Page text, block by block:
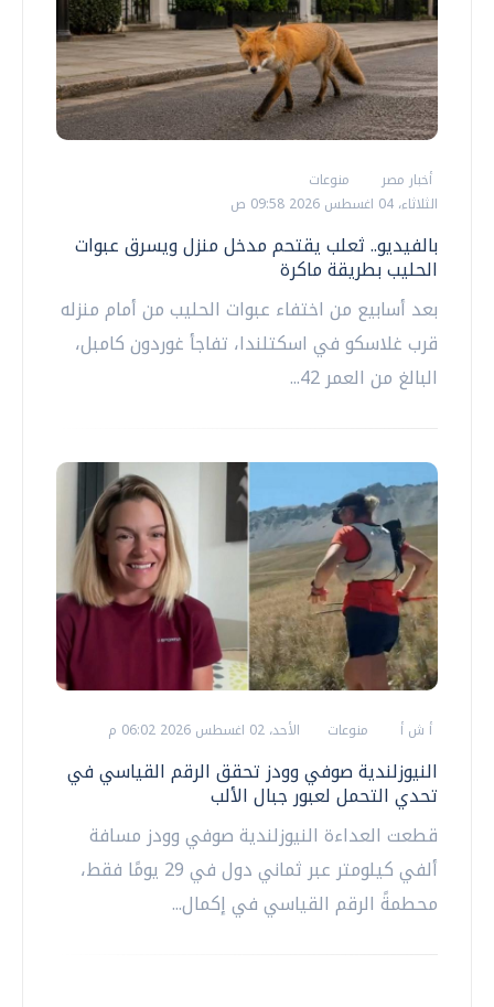
أخبار مصر
منوعات
الثلاثاء، 04 اغسطس 2026 09:58 ص
بالفيديو.. ثعلب يقتحم مدخل منزل ويسرق عبوات
الحليب بطريقة ماكرة
بعد أسابيع من اختفاء عبوات الحليب من أمام منزله
قرب غلاسكو في اسكتلندا، تفاجأ غوردون كامبل،
البالغ من العمر 42...
أ ش أ منوعات الأحد، 02 اغسطس 2026 06:02 م
النيوزلندية صوفي وودز تحقق الرقم القياسي في
تحدي التحمل لعبور جبال الألب
قطعت العداءة النيوزلندية صوفي وودز مسافة
ألفي كيلومتر عبر ثماني دول في 29 يومًا فقط،
محطمةً الرقم القياسي في إكمال...